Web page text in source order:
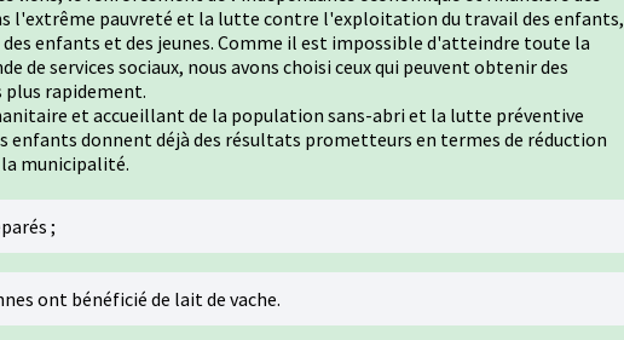
l'extrême pauvreté et la lutte contre l'exploitation du travail des enfants,
enfants et des jeunes. Comme il est impossible d'atteindre toute la
de services sociaux, nous avons choisi ceux qui peuvent obtenir des
rapidement.
et accueillant de la population sans-abri et la lutte préventive
enfants donnent déjà des résultats prometteurs en termes de réduction
municipalité.
;
ont bénéficié de lait de vache.